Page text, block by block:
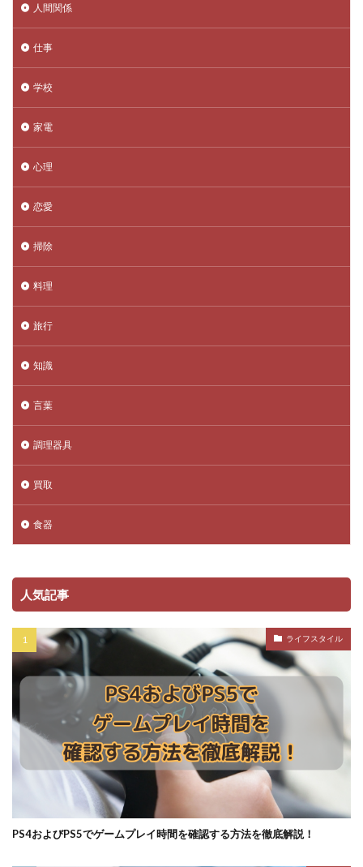
人間関係
仕事
学校
家電
心理
恋愛
掃除
料理
旅行
知識
言葉
調理器具
買取
食器
人気記事
ライフスタイル
PS4およびPS5でゲームプレイ時間を確認する方法を徹底解説！